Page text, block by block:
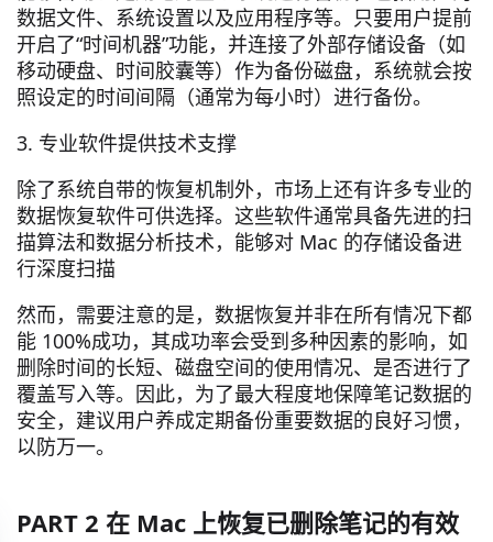
数据文件、系统设置以及应用程序等。只要用户提前
开启了“时间机器”功能，并连接了外部存储设备（如
移动硬盘、时间胶囊等）作为备份磁盘，系统就会按
照设定的时间间隔（通常为每小时）进行备份。
3. 专业软件提供技术支撑
除了系统自带的恢复机制外，市场上还有许多专业的
数据恢复软件可供选择。这些软件通常具备先进的扫
描算法和数据分析技术，能够对 Mac 的存储设备进
行深度扫描
然而，需要注意的是，数据恢复并非在所有情况下都
能 100%成功，其成功率会受到多种因素的影响，如
删除时间的长短、磁盘空间的使用情况、是否进行了
覆盖写入等。因此，为了最大程度地保障笔记数据的
安全，建议用户养成定期备份重要数据的良好习惯，
以防万一。
PART 2 在 Mac 上恢复已删除笔记的有效